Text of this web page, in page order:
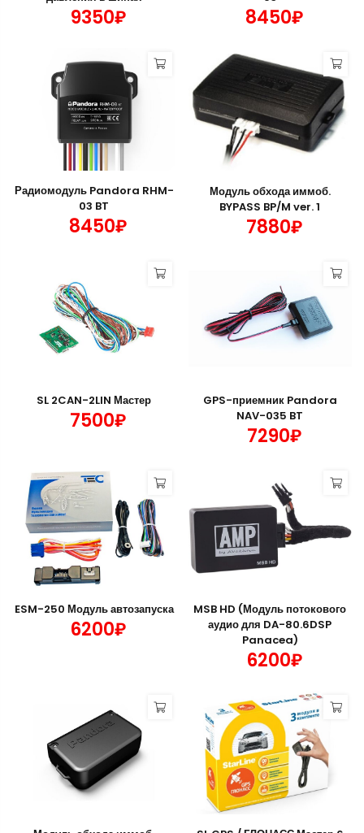
9350₽ 8450₽
Радиомодуль Pandora RHM-
03 BT
8450₽
Модуль обхода иммоб.
BYPASS BP/M ver. 1
7880₽
SL 2CAN-2LIN Мастер
7500₽
GPS-приемник Pandora
NAV-035 BT
7290₽
ESM-250 Модуль автозапуска
6200₽
MSB HD (Модуль потокового
аудио для DA-80.6DSP
Panacea)
6200₽